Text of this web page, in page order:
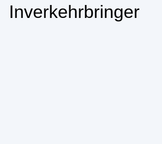
Inverkehrbringer